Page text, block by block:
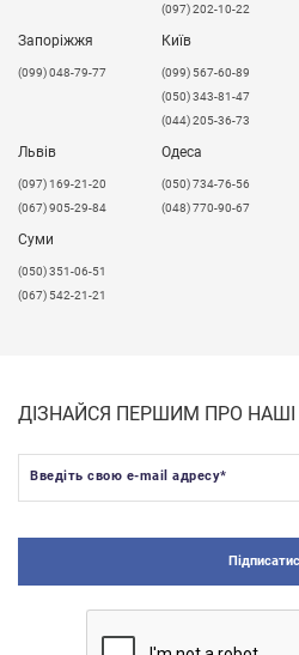
(097) 202-10-22
Запоріжжя
(099) 048-79-77
Київ
(099) 567-60-89
(050) 343-81-47
(044) 205-36-73
Львів
​(097) 169-21-20
(067) 905-29-84
Одеса
(050) 734-76-56
(048) 770-90-67
Суми
(050) 351-06-51
(067) 542-21-21
ДІЗНАЙСЯ ПЕРШИМ ПРО НАШІ
Введіть свою e-mail адресу*